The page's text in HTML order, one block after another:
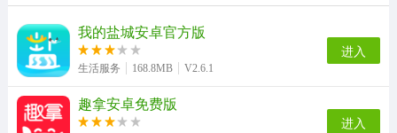
万能电视遥控器王官方版 Loop官方最新版
猫语翻译器安卓直装版 亲亲日记备孕平台原版
我的盐城安卓官方版
生活服务 168.8MB V2.6.1
进入
趣拿安卓免费版
进入